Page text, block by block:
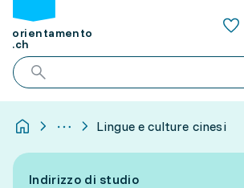
orientamento
.ch
Lingue e culture cinesi
Indirizzo di studio